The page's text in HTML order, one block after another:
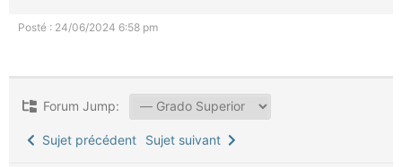
Posté : 24/06/2024 6:58 pm
Forum Jump:
Sujet précédent Sujet suivant